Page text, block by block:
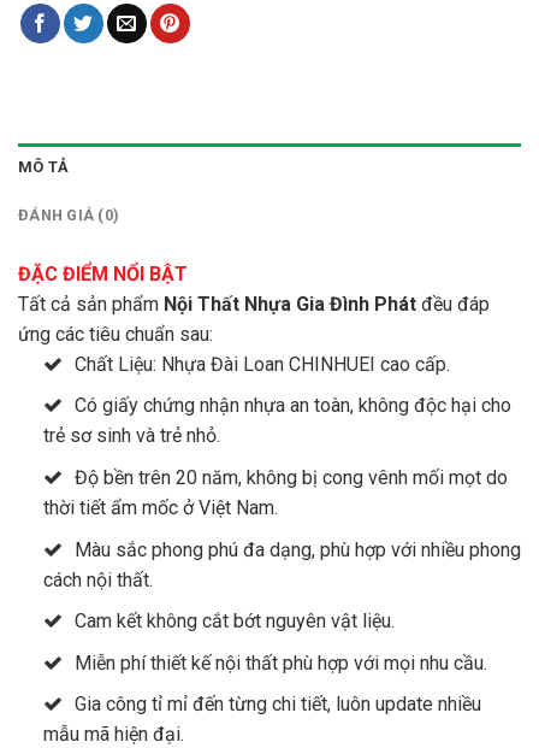
MÔ TẢ
ĐÁNH GIÁ (0)
ĐẶC ĐIỂM NỔI BẬT
Tất cả sản phẩm Nội Thất Nhựa Gia Đình Phát đều đáp
ứng các tiêu chuẩn sau:
Chất Liệu: Nhựa Đài Loan CHINHUEI cao cấp.
Có giấy chứng nhận nhựa an toàn, không độc hại cho
trẻ sơ sinh và trẻ nhỏ.
Độ bền trên 20 năm, không bị cong vênh mối mọt do
thời tiết ẩm mốc ở Việt Nam.
Màu sắc phong phú đa dạng, phù hợp với nhiều phong
cách nội thất.
Cam kết không cắt bớt nguyên vật liệu.
Miễn phí thiết kế nội thất phù hợp với mọi nhu cầu.
Gia công tỉ mỉ đến từng chi tiết, luôn update nhiều
mẫu mã hiện đại.